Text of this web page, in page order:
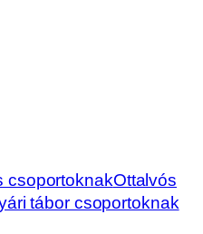
csoportoknakOttalvós
tábor csoportoknak